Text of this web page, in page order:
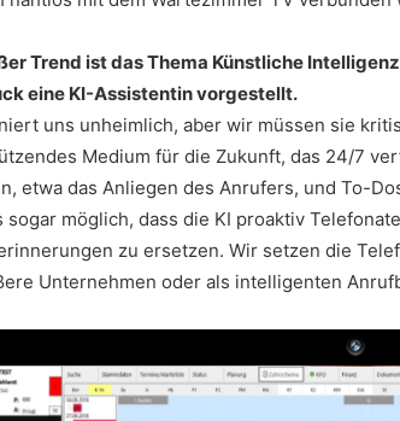
Trend ist das Thema Künstliche
eine KI-Assistentin vorgestellt.
uns unheimlich, aber wir müssen sie
Medium für die Zukunft, das 24/7
etwa das Anliegen des Anrufers, und To-
sogar möglich, dass die KI proaktiv
zu ersetzen. Wir setzen die
Unternehmen oder als intelligenten